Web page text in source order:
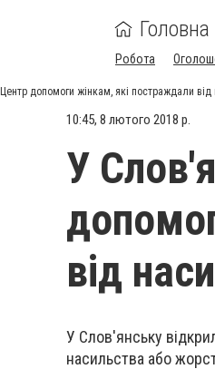
Головна
Робота
допомоги жінкам, які постраждали від
10:45, 8 лютого 2018 р.
У
від
У Слов'янську
насильства або